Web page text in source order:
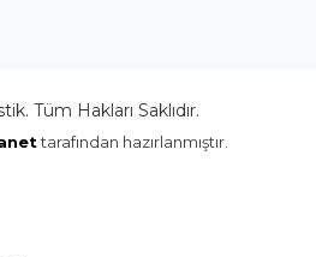
Tüm Hakları Saklıdır.
tarafından hazırlanmıştır.